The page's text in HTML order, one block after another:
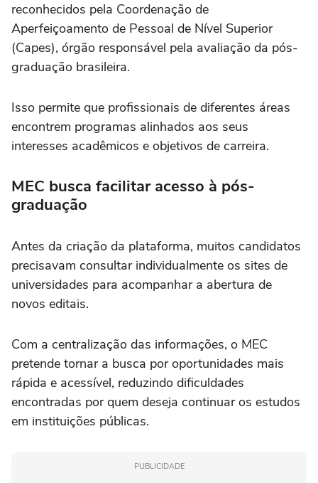
reconhecidos pela Coordenação de
Aperfeiçoamento de Pessoal de Nível Superior
(Capes), órgão responsável pela avaliação da pós-
graduação brasileira.
Isso permite que profissionais de diferentes áreas
encontrem programas alinhados aos seus
interesses acadêmicos e objetivos de carreira.
MEC busca facilitar acesso à pós-
graduação
Antes da criação da plataforma, muitos candidatos
precisavam consultar individualmente os sites de
universidades para acompanhar a abertura de
novos editais.
Com a centralização das informações, o MEC
pretende tornar a busca por oportunidades mais
rápida e acessível, reduzindo dificuldades
encontradas por quem deseja continuar os estudos
em instituições públicas.
PUBLICIDADE